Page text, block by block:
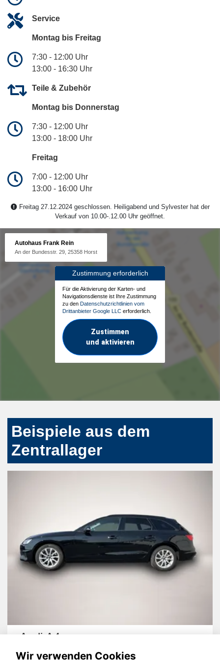
Service
Montag bis Freitag
7:30 - 12:00 Uhr
13:00 - 16:30 Uhr
Teile & Zubehör
Montag bis Donnerstag
7:30 - 12:00 Uhr
13:00 - 18:00 Uhr
Freitag
7:00 - 12:00 Uhr
13:00 - 16:00 Uhr
Freitag 27.12.2024 geschlossen. Heiligabend und Sylvester hat der
Verkauf von 10.00-.12.00 Uhr geöffnet.
Autohaus Frank Rein
An der Bundesstr. 29, 25358 Horst
Zustimmung erforderlich
Für die Aktivierung der Karten- und
Navigationsdienste ist Ihre Zustimmung
zu den Datenschutzrichtlinien vom
Drittanbieter Google LLC erforderlich.
Zustimmen
und aktivieren
Beispiele aus dem
Zentrallager
Audi A4
Wir verwenden Cookies